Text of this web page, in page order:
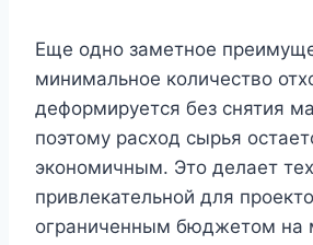
Еще одно заметное
минимальное количество
деформируется без снятия
поэтому расход сырья
экономичным. Это делает
привлекательной для
ограниченным бюджетом на